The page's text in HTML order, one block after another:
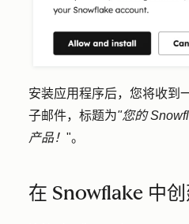
安装应用程序后，您将收到
子邮件，标题为"您的
产品！ "。
在 Snowflake 中